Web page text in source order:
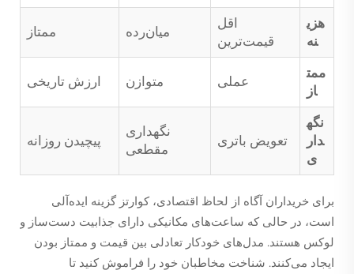
هزی
نه
اقل
قیمت‌ترین
میان‌رده ممتاز
ممت
از
عملی متوازن ارزش تاریخی
نگه
دار
ی
تعویض باتری
نگهداری
مقطعی
پیچیدن روزانه
برای خریداران آگاه از لحاظ اقتصادی، کوارتز گزینه ایده‌آلی
است، در حالی که ساعت‌های مکانیکی دارای جذابیت دست‌ساز و
لوکس هستند. مدل‌های خودکار تعادلی بین قیمت و ممتاز بودن
ایجاد می‌کنند. شناخت مخاطبان خود را فراموش کنید تا